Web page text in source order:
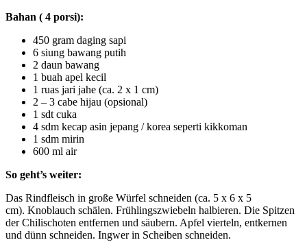
Bahan ( 4 porsi):
450 gram daging sapi
6 siung bawang putih
2 daun bawang
1 buah apel kecil
1 ruas jari jahe (ca. 2 x 1 cm)
2 – 3 cabe hijau (opsional)
1 sdt cuka
4 sdm kecap asin jepang / korea seperti kikkoman
1 sdm mirin
600 ml air
So geht’s weiter:
Das Rindfleisch in große Würfel schneiden (ca. 5 x 6 x 5
cm). Knoblauch schälen. Frühlingszwiebeln halbieren. Die Spitzen
der Chilischoten entfernen und säubern. Apfel vierteln, entkernen
und dünn schneiden. Ingwer in Scheiben schneiden.